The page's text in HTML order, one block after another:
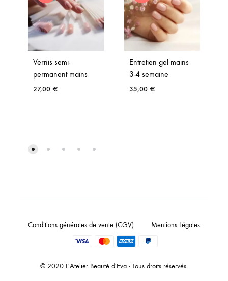
Vernis semi-
permanent mains
27,00 €
Entretien gel mains
3-4 semaine
35,00 €
© 2020 L'Atelier Beauté d'Eva - Tous droits réservés.
Conditions générales de vente (CGV) Mentions Légales